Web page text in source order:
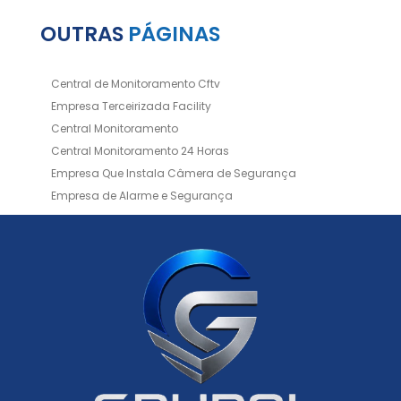
OUTRAS PÁGINAS
Central de Monitoramento Cftv
Empresa Terceirizada Facility
Central Monitoramento
Central Monitoramento 24 Horas
Empresa Que Instala Câmera de Segurança
Empresa de Alarme e Segurança
Empresa de Alarmes
Empresa de Facilities
Empresa de Instalação de Câmeras de Segurança
Empresa de Limpeza e Portaria
Empresas de Limpeza de Condomínios
Empresas de Monitoramento Cftv
Facility Terceirização
Instalação de Cftv
Instalação de Cercas Elétricas Residenciais
Monitoramento de Alarme 24 Horas